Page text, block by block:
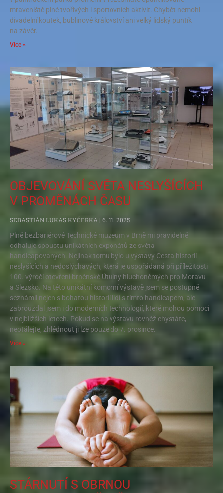
mraveniště plné tvořivých i sportovních aktivit. Chybět nemohl
divadelní koutek, bublinové království ani velký lidský puntík
na závěr.
Více »
OBJEVOVÁNÍ SVĚTA NESLYŠÍCÍCH
V PROMĚNÁCH ČASU
SEBASTIÁN LUKAS KYČERKA
6. 11. 2025
Plně bezbariérové Technické muzeum v Brně mi pravidelně
odhaluje spoustu unikátních exponátů ze světa
handicapovaných. Nejinak tomu bylo u výstavy Cesta historií
neslyšících a nedoslýchavých, která je uspořádaná při příležitosti
100. výročí otevření brněnské Útulny hluchoněmých pro Moravu
a Slezsko. Na této unikátní komorní výstavě jsem se postupně
seznámil nejen s bohatou historií lidí s tímto handicapem, ale
zabrouzdal jsem i do moderních technologií, které mohou pomoci
v nejbližších letech. Pokud se na výstavu rovněž chystáte,
neotálejte, zhlédnout ji lze pouze do 7. prosince.
Více »
STÁRNUTÍ S OBRNOU